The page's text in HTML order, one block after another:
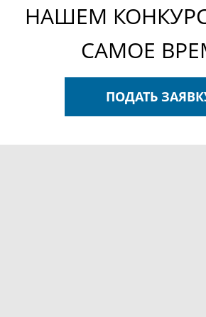
НАШЕМ
САМОЕ
ПОДАТЬ